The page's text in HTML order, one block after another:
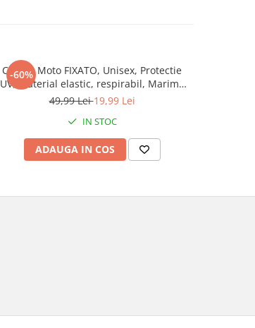
-60%
Cagula Moto FIXATO, Unisex, Protectie
UV, Material elastic, respirabil, Marime
universala, Alba
49,99 Lei19,99 Lei
IN STOC
ADAUGA IN COS